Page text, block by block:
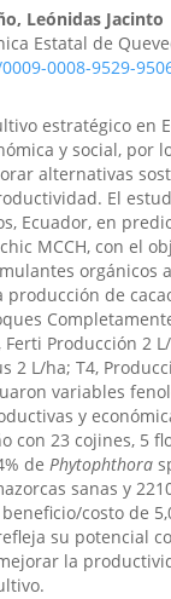
Leónidas Jacinto
Estatal de
0008-9529-
estratégico en
y social, por
alternativas
El
Ecuador, en
MCCH, con el
orgánicos
de
Producción 2
2 L/ha; T4,
variables
y
con 23 cojines, 5
de Phytophthora
sanas y
costo de
su potencial
la